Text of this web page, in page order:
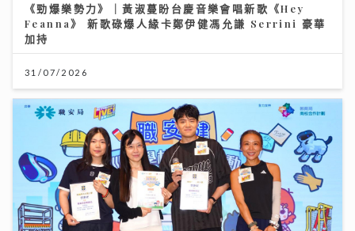
《勁爆樂勢力》｜黃淑蔓盼台慶音樂會唱新歌《Hey
Feanna》 新歌碌爆人緣卡鄭伊健馮允謙 Serrini 豪華
加持
31/07/2026